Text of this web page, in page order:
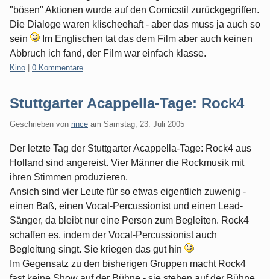
"bösen" Aktionen wurde auf den Comicstil zurückgegriffen.
Die Dialoge waren klischeehaft - aber das muss ja auch so
sein
Im Englischen tat das dem Film aber auch keinen
Abbruch ich fand, der Film war einfach klasse.
Kategorien:
Kino 0 Kommentare
Stuttgarter Acappella-Tage: Rock4
Geschrieben von rince am Samstag, 23. Juli 2005
Der letzte Tag der Stuttgarter Acappella-Tage: Rock4 aus
Holland sind angereist. Vier Männer die Rockmusik mit
ihren Stimmen produzieren.
Ansich sind vier Leute für so etwas eigentlich zuwenig -
einen Baß, einen Vocal-Percussionist und einen Lead-
Sänger, da bleibt nur eine Person zum Begleiten. Rock4
schaffen es, indem der Vocal-Percussionist auch
Begleitung singt. Sie kriegen das gut hin
Im Gegensatz zu den bisherigen Gruppen macht Rock4